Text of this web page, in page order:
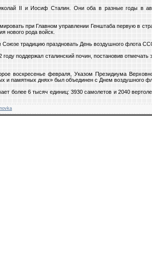
II и Иосиф Сталин. Они оба в разные годы в
при Главном управлении Генштаба первую в
нового рода войск.
традицию праздновать День воздушного флота
поддержал сталинский почин, постановив
воскресенье февраля, Указом Президиума
и памятных днях» был объединен с Днем воздушного
более 6 тысяч единиц: 3930 самолетов и 2040